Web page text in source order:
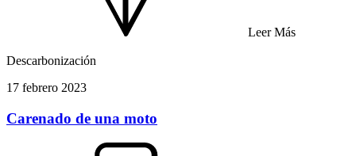
Leer Más
Descarbonización
17 febrero 2023
Carenado de una moto